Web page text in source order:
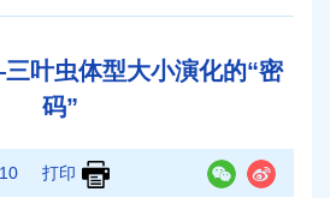
叶虫体型大小演化的“密
码”
打印